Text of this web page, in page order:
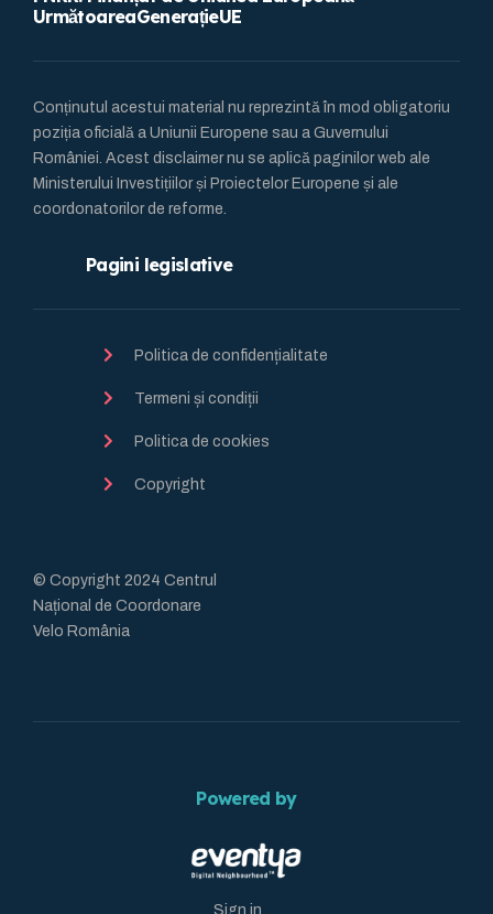
UrmătoareaGenerațieUE
Conținutul acestui material nu reprezintă în mod obligatoriu
poziția oficială a Uniunii Europene sau a Guvernului
României. Acest disclaimer nu se aplică paginilor web ale
Ministerului Investițiilor și Proiectelor Europene și ale
coordonatorilor de reforme.
Pagini legislative
Politica de confidențialitate
Termeni și condiții
Politica de cookies
Copyright
© Copyright 2024 Centrul
Național de Coordonare
Velo România
Powered by
Sign in